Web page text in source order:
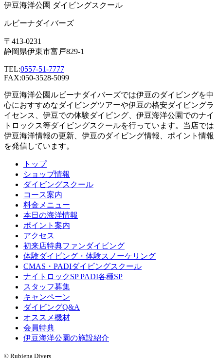
伊豆海洋公園 ダイビングスクール
ルビーナダイバーズ
〒413-0231
静岡県伊東市富戸829-1
TEL:0557-51-7777
FAX:050-3528-5099
伊豆海洋公園ルビーナダイバーズでは伊豆のダイビングを中
心におすすめなダイビングツアーや伊豆の格安ダイビングラ
イセンス、伊豆での体験ダイビング、伊豆海洋公園でのナイ
トロックス等ダイビングスクールを行っています。当店では
伊豆海洋情報の更新、伊豆のダイビング情報、ポイント情報
を発信しています。
トップ
ショップ情報
ダイビングスクール
コース案内
料金メニュー
本日の海洋情報
ポイント案内
アクセス
初来店特典ファンダイビング
体験ダイビング・体験スノーケリング
CMAS・PADIダイビングスクール
ナイトロックSP PADI各種SP
スタッフ募集
キャンペーン
ダイビングQ&A
オススメ機材
会員特典
伊豆海洋公園の施設紹介
© Rubiena Divers